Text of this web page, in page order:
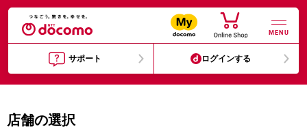
MENU
サポート ログインする
店舗の選択